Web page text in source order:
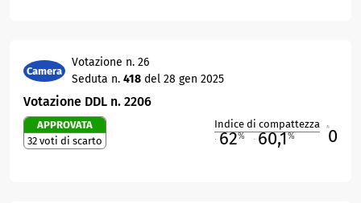
Camera
Votazione n. 26
Seduta n. 418 del 28 gen 2025
Votazione DDL n. 2206
APPROVATA
32 voti di scarto
Indice di compattezza
62% 60,1% 0